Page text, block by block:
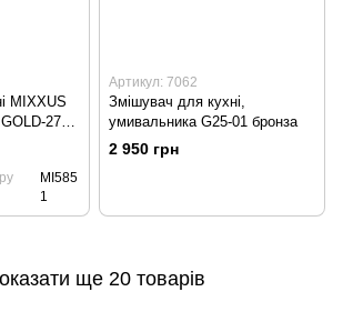
MIXXUS
273
MI585
1
Артикул: 7062
Змішувач для кухні,
умивальника G25-01 бронза
2 950 грн
ще 20 товарів